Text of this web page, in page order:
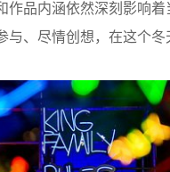
作品内涵依然深刻影响
、尽情创想，在这个冬